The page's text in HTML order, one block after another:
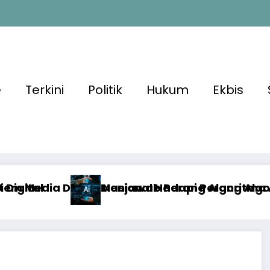
Terkini Politik Hukum Ekbis
Perang Algoritma AI
Algoritma AI dengan Etika, Verifikasi,
Algoritma